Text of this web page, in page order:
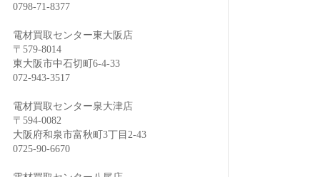
0798-71-8377
電材買取センター東大阪店
〒579-8014
東大阪市中石切町6-4-33
072-943-3517
電材買取センター泉大津店
〒594-0082
大阪府和泉市富秋町3丁目2-43
0725-90-6670